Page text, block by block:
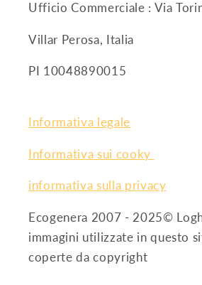
Ufficio Commerciale : Via
Villar Perosa, Italia
PI 10048890015
Informativa legale
Informativa sui cooky
informativa sulla privacy
Ecogenera 2007 - 2025©
immagini utilizzate in questo
coperte da copyright